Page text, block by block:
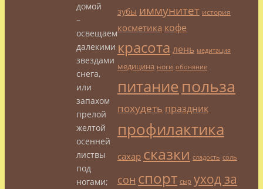
домой
–
освещаемого
далекими
звездами
снега,
или
запахом
прелой
желтой
осенней
листвы
под
ногами;
зубы иммунитет история
косметика кофе
красота лень медитация
медицина ноги обоняние
питание польза
похудеть праздник
профилактика
сахар сказки сладость соль
сон спорт сыр уход за